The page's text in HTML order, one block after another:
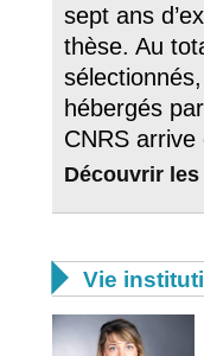
sept ans
thèse. Au
hébergés
CNRS
Découvrir
 Vie